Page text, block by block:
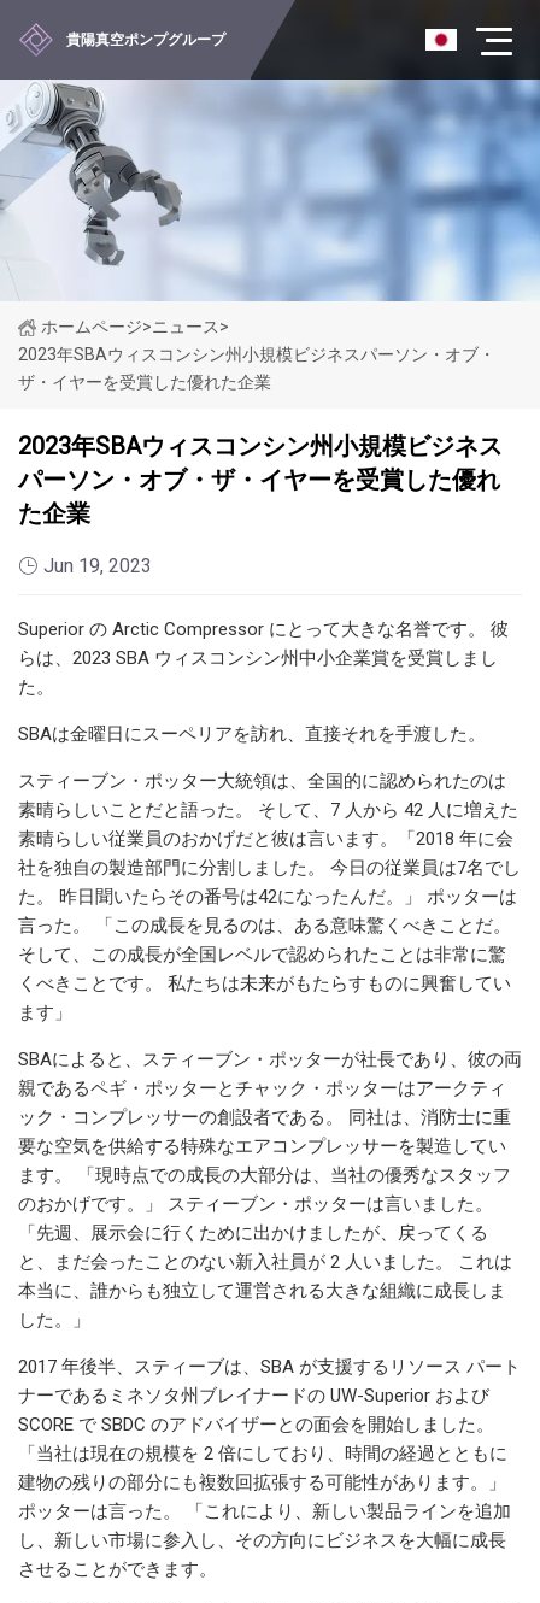
貴陽真空ポンプグループ
ホームページ>ニュース>
2023年SBAウィスコンシン州小規模ビジネスパーソン・オブ・
ザ・イヤーを受賞した優れた企業
2023年SBAウィスコンシン州小規模ビジネス
パーソン・オブ・ザ・イヤーを受賞した優れ
た企業
Jun 19, 2023
Superior の Arctic Compressor にとって大きな名誉です。 彼
らは、2023 SBA ウィスコンシン州中小企業賞を受賞しまし
た。
SBAは金曜日にスーペリアを訪れ、直接それを手渡した。
スティーブン・ポッター大統領は、全国的に認められたのは
素晴らしいことだと語った。 そして、7 人から 42 人に増えた
素晴らしい従業員のおかげだと彼は言います。「2018 年に会
社を独自の製造部門に分割しました。 今日の従業員は7名でし
た。 昨日聞いたらその番号は42になったんだ。」 ポッターは
言った。 「この成長を見るのは、ある意味驚くべきことだ。
そして、この成長が全国レベルで認められたことは非常に驚
くべきことです。 私たちは未来がもたらすものに興奮してい
ます」
SBAによると、スティーブン・ポッターが社長であり、彼の両
親であるペギ・ポッターとチャック・ポッターはアークティ
ック・コンプレッサーの創設者である。 同社は、消防士に重
要な空気を供給する特殊なエアコンプレッサーを製造してい
ます。 「現時点での成長の大部分は、当社の優秀なスタッフ
のおかげです。」 スティーブン・ポッターは言いました。
「先週、展示会に行くために出かけましたが、戻ってくる
と、まだ会ったことのない新入社員が 2 人いました。 これは
本当に、誰からも独立して運営される大きな組織に成長しま
した。」
2017 年後半、スティーブは、SBA が支援するリソース パート
ナーであるミネソタ州ブレイナードの UW-Superior および
SCORE で SBDC のアドバイザーとの面会を開始しました。
「当社は現在の規模を 2 倍にしており、時間の経過とともに
建物の残りの部分にも複数回拡張する可能性があります。」
ポッターは言った。 「これにより、新しい製品ラインを追加
し、新しい市場に参入し、その方向にビジネスを大幅に成長
させることができます。